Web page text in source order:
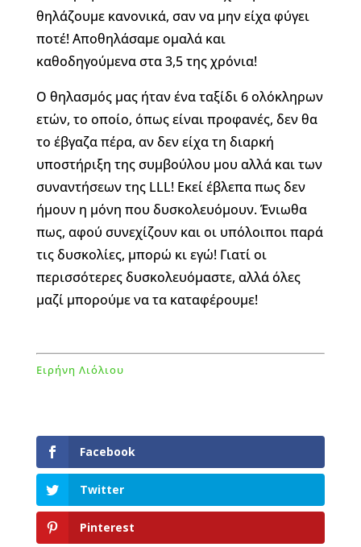
θηλάζουμε κανονικά, σαν να μην είχα φύγει
ποτέ! Αποθηλάσαμε ομαλά και
καθοδηγούμενα στα 3,5 της χρόνια!
Ο θηλασμός μας ήταν ένα ταξίδι 6 ολόκληρων
ετών, το οποίο, όπως είναι προφανές, δεν θα
το έβγαζα πέρα, αν δεν είχα τη διαρκή
υποστήριξη της συμβούλου μου αλλά και των
συναντήσεων της LLL! Εκεί έβλεπα πως δεν
ήμουν η μόνη που δυσκολευόμουν. Ένιωθα
πως, αφού συνεχίζουν και οι υπόλοιποι παρά
τις δυσκολίες, μπορώ κι εγώ! Γιατί οι
περισσότερες δυσκολευόμαστε, αλλά όλες
μαζί μπορούμε να τα καταφέρουμε!
Ειρήνη Λιόλιου
Facebook
Twitter
Pinterest